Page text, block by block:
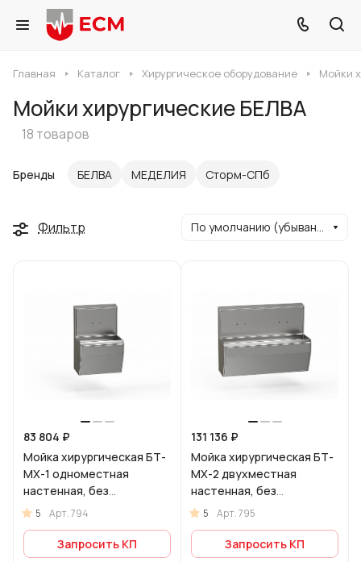
Главная Каталог Хирургическое оборудование Мойки
Мойки хирургические БЕЛВА
18 товаров
Бренды БЕЛВА МЕДЕЛИЯ Сторм-СПб
Фильтр По умолчанию (убывание)
83 804 ₽
Мойка хирургическая БТ-
МХ-1 одноместная
настенная, без
смесителей
5 Арт.794
Запросить КП
131 136 ₽
Мойка хирургическая БТ-
МХ-2 двухместная
настенная, без
смесителей
5 Арт.795
Запросить КП